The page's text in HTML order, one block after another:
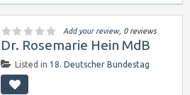
Add your review, 0 reviews
Dr. Rosemarie Hein MdB
Listed in 18. Deutscher Bundestag